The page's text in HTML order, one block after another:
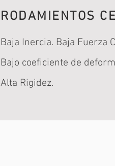
RODAMIENTOS
Baja Inercia. Baja Fuerza
Bajo coeficiente de
Alta Rigidez.